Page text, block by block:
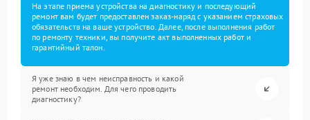
На этапе приема устройства на диагностику и последующий
ремонт вам будет предоставлен заказ-наряд с указанием страховых
обязательств на ваше устройство. Далее, после выполнения работ
по ремонту техники, вы получите акт выполненных работ и
гарантийный талон.
Я уже знаю в чем неисправность и какой
ремонт необходим. Для чего проводить
диагностику?